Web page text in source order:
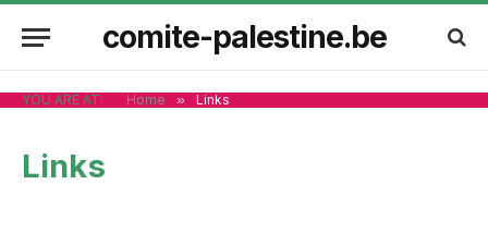
comite-palestine.be
YOU ARE AT: Home » Links
Links